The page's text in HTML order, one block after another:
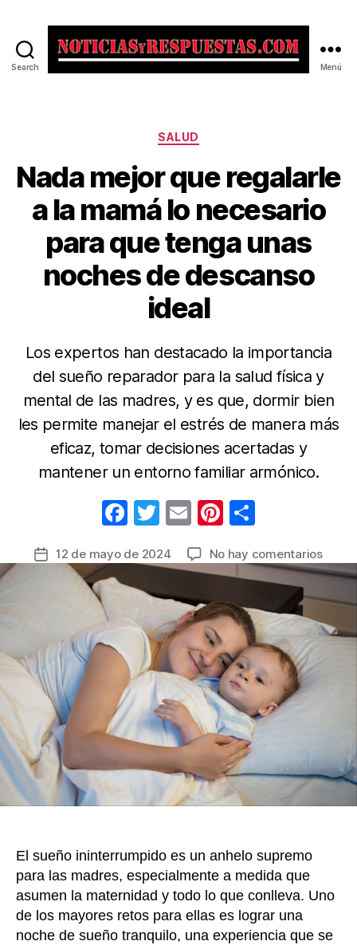
Search Menú
Categorías
SALUD
Nada mejor que regalarle
a la mamá lo necesario
para que tenga unas
noches de descanso
ideal
Los expertos han destacado la importancia
del sueño reparador para la salud física y
mental de las madres, y es que, dormir bien
les permite manejar el estrés de manera más
eficaz, tomar decisiones acertadas y
mantener un entorno familiar armónico.
F
c
e
b
o
o
k
T
itt
er
E
ail
Pi
er
e
st
m
p
ar
tir
Fecha12 de mayo de 2024 No hay comentariosen
Nada
que
a
tenga
unas
El sueño ininterrumpido es un anhelo supremo
para las madres, especialmente a medida que
asumen la maternidad y todo lo que conlleva. Uno
de los mayores retos para ellas es lograr una
noche de sueño tranquilo, una experiencia que se